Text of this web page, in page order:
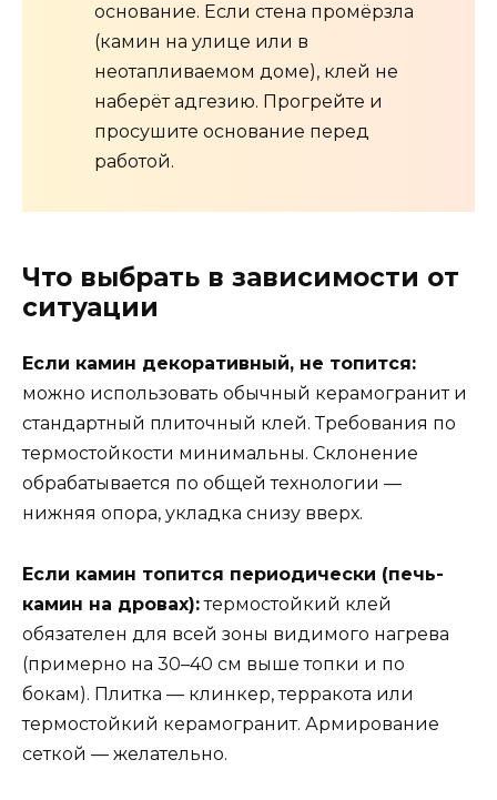
основание. Если стена промёрзла
(камин на улице или в
неотапливаемом доме), клей не
наберёт адгезию. Прогрейте и
просушите основание перед
работой.
Что выбрать в зависимости от
ситуации
Если камин декоративный, не топится:
можно использовать обычный керамогранит и
стандартный плиточный клей. Требования по
термостойкости минимальны. Склонение
обрабатывается по общей технологии —
нижняя опора, укладка снизу вверх.
Если камин топится периодически (печь-
камин на дровах):термостойкий клей
обязателен для всей зоны видимого нагрева
(примерно на 30–40 см выше топки и по
бокам). Плитка — клинкер, терракота или
термостойкий керамогранит. Армирование
сеткой — желательно.